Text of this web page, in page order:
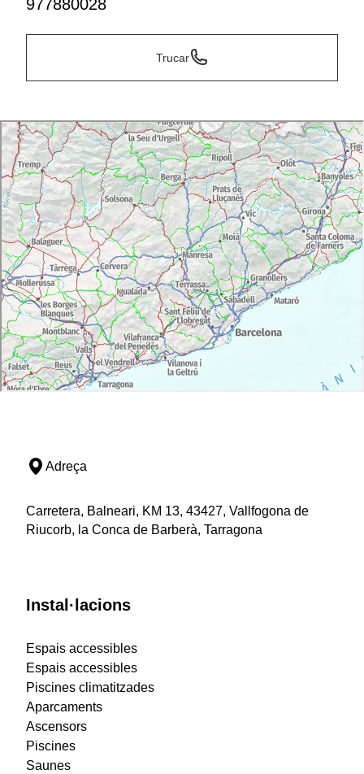
977880028
Trucar
Adreça
Carretera, Balneari, KM 13, 43427, Vallfogona de
Riucorb, la Conca de Barberà, Tarragona
Instal·lacions
Espais accessibles
Espais accessibles
Piscines climatitzades
Aparcaments
Ascensors
Piscines
Saunes